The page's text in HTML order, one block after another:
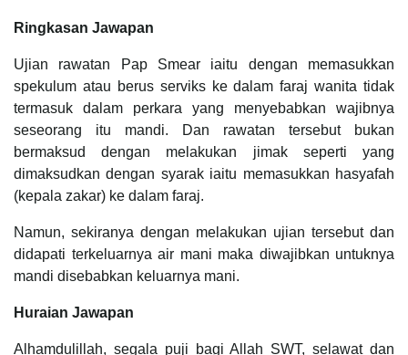
Ringkasan Jawapan
Ujian rawatan Pap Smear iaitu dengan memasukkan
spekulum atau berus serviks ke dalam faraj wanita tidak
termasuk dalam perkara yang menyebabkan wajibnya
seseorang itu mandi. Dan rawatan tersebut bukan
bermaksud dengan melakukan jimak seperti yang
dimaksudkan dengan syarak iaitu memasukkan hasyafah
(kepala zakar) ke dalam faraj.
Namun, sekiranya dengan melakukan ujian tersebut dan
didapati terkeluarnya air mani maka diwajibkan untuknya
mandi disebabkan keluarnya mani.
Huraian Jawapan
Alhamdulillah, segala puji bagi Allah SWT, selawat dan